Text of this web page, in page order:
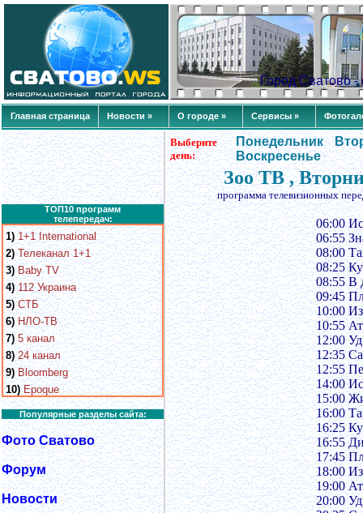
Город Сватово
Главная страница Новости » О городе » Сервисы »
ТОП10 программ
телепередач:
1) 1+1 International
2) Телеканал 1+1
3) Baby TV
4) 112 Украина
5) СТБ
6) НЛО-ТВ
7) 5 канал
8) 24 канал
9) Bloomberg
10) Epoque
Популярные разделы сайта:
Фото Сватово
Форум
Новости
Выберите
день:
Понедельник
Воскресенье
Зоо ТВ ,
программа телевизионных
06:00
06:55
08:00
08:25
08:55 В
09:45
10:00
10:55
12:00
12:35
12:55
14:00
15:00
16:00
16:25
16:55
17:45
18:00
19:00
20:00